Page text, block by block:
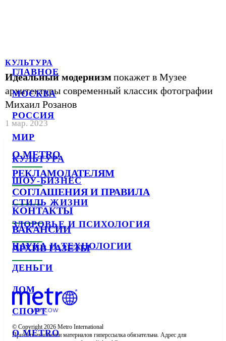
ГЛАВНОЕ
МОСКВА
РОССИЯ
МИР
КУЛЬТУРА
ШОУ-БИЗНЕС
СТИЛЬ ЖИЗНИ
ЗДОРОВЬЕ И ПСИХОЛОГИЯ
НАУКА И ТЕХНОЛОГИИ
ДЕНЬГИ
ДОМ
СПОРТ
О METRO
КУЛЬТУРА
Идеальный модернизм покажет в Музее
архитектуры современный классик фотографии
Михаил Розанов
1 мар. 2023
О METRO
РЕКЛАМОДАТЕЛЯМ
СОГЛАШЕНИЯ И ПРАВИЛА
КОНТАКТЫ
ВАКАНСИИ
АРХИВ ГАЗЕТЫ
© Copyright 2026 Metro International
При использовании материалов гиперссылка обязательна. Адрес для